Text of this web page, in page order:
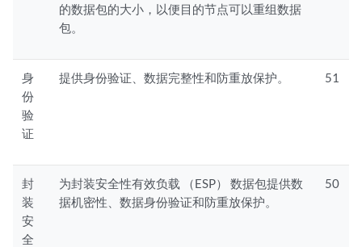
的数据包的大小，以便目的节点可以重组数据
包。
身
份
验
证
提供身份验证、数据完整性和防重放保护。 51
封
装
安
全
为封装安全性有效负载 （ESP） 数据包提供数
据机密性、数据身份验证和防重放保护。
50